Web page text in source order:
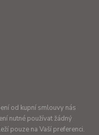
od kupní smlouvy nás
nutné používat žádný
pouze na Vaší preferenci.